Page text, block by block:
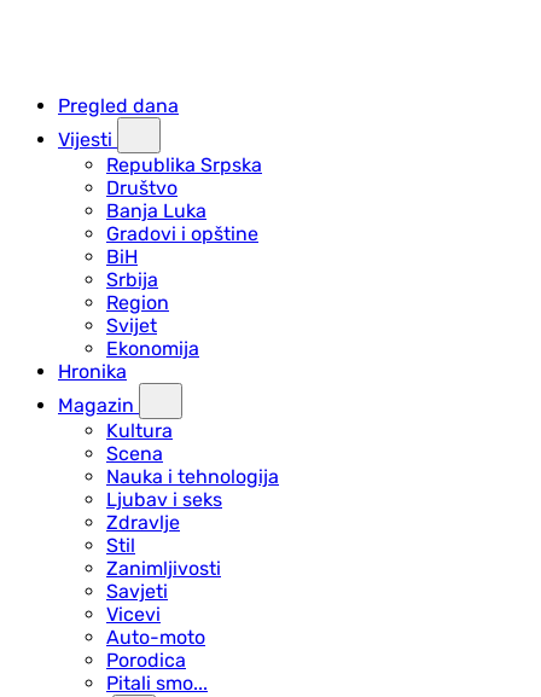
Pregled dana
Vijesti
Republika Srpska
Društvo
Banja Luka
Gradovi i opštine
BiH
Srbija
Region
Svijet
Ekonomija
Hronika
Magazin
Kultura
Scena
Nauka i tehnologija
Ljubav i seks
Zdravlje
Stil
Zanimljivosti
Savjeti
Vicevi
Auto-moto
Porodica
Pitali smo...